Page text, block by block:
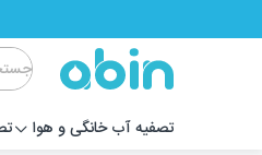
تصفیه آب خانگی و هوا